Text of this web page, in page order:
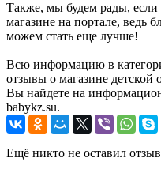
Также, мы будем рады,
магазине на портале, ведь
можем стать еще лучше!
Всю информацию в
отзывы о магазине детской
Вы найдете на
babykz.su.
Ещё никто не оставил